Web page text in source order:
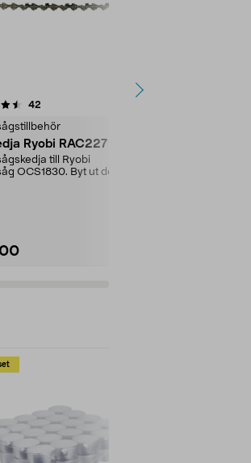
42
Ryobi RAC227
till Ryobi
OCS1830. Byt ut den
5.0 av 5 stjärnor